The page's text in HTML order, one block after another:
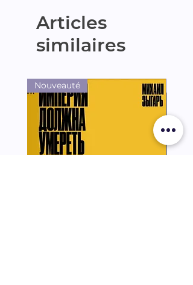
Articles
similaires
Nouveauté